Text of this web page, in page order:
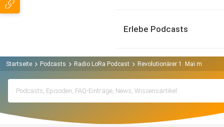
Erlebe Podcasts
Startseite Podcasts Radio LoRa Podcast Revolutionärer 1. Mai mit